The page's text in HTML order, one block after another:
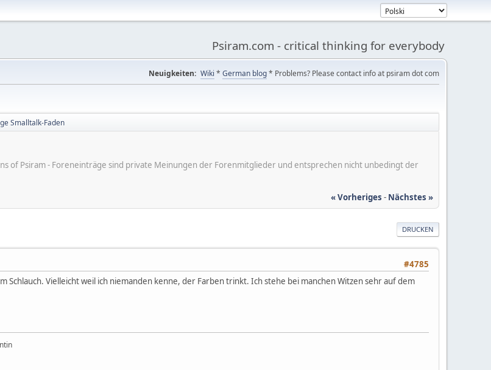
Psiram.com - critical thinking for everybody
Neuigkeiten: Wiki * German blog* Problems? Please contact info at psiram dot com
Smalltalk-Faden
of Psiram - Foreneinträge sind private Meinungen der Forenmitglieder und entsprechen nicht unbedingt der
« Vorheriges - Nächstes »
DRUCKEN
#4785
Schlauch. Vielleicht weil ich niemanden kenne, der Farben trinkt. Ich stehe bei manchen Witzen sehr auf dem